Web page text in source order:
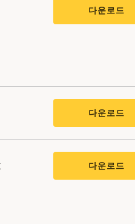
다운로드
다운로드
다운로드